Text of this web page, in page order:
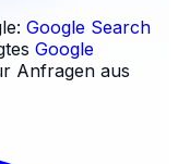
Google Search
Google
Anfragen aus